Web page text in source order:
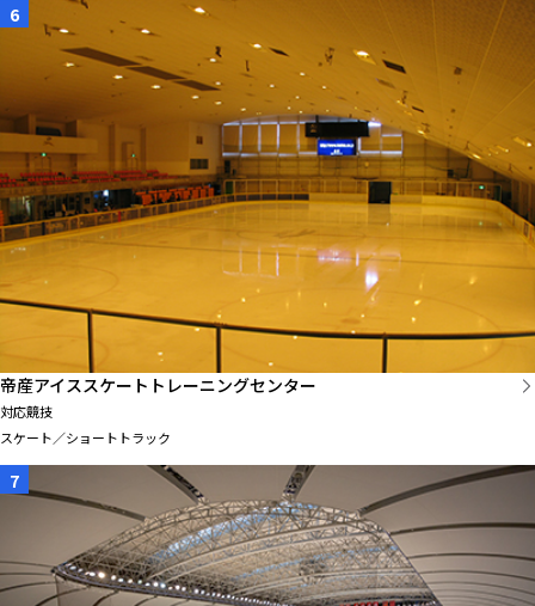
6
帝産アイススケートトレーニングセンター
対応競技
スケート／ショートトラック
7